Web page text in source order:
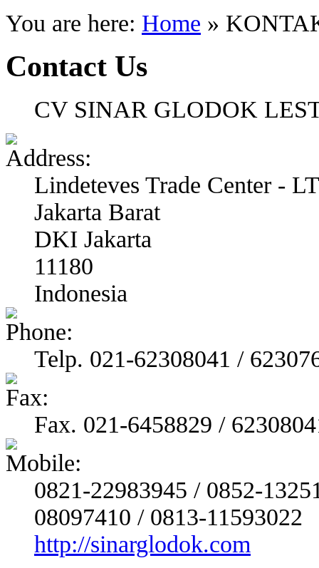
You are here: Home »
Contact Us
CV SINAR GLODOK
Lindeteves Trade Center -
Jakarta Barat
DKI Jakarta
11180
Indonesia
Telp. 021-62308041 /
Fax. 021-6458829 /
0821-22983945 / 0852-
08097410 / 0813-11593022
http://sinarglodok.com